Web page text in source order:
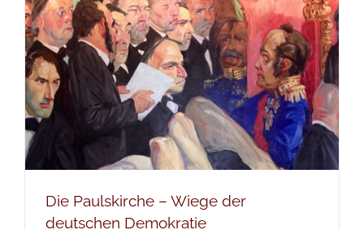
Die Paulskirche – Wiege der
deutschen Demokratie